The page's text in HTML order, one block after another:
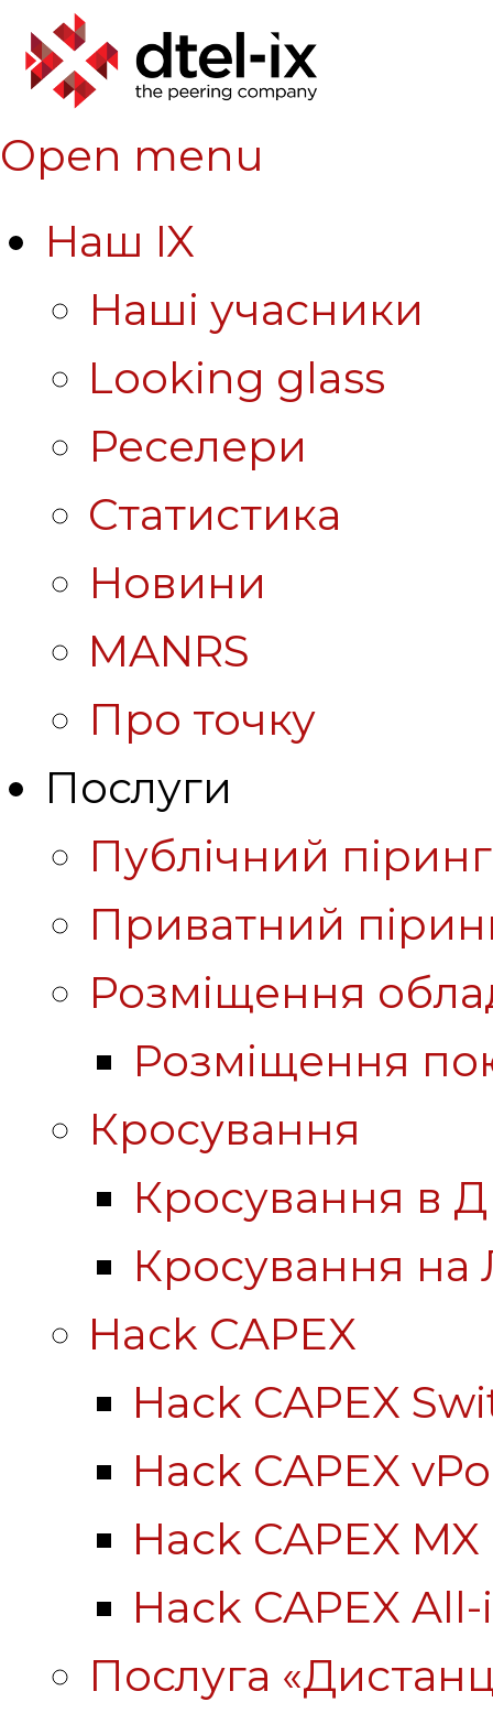
Open menu
Наш IX
Наші учасники
Looking glass
Реселери
Статистика
Новини
MANRS
Про точку
Послуги
Публічний піринг
Приватний
Розміщення
Розміщення
Кросування
Кросування в
Кросування на
Hack CAPEX
Hack CAPEX
Hack CAPEX
Hack CAPEX MX
Hack CAPEX
Послуга